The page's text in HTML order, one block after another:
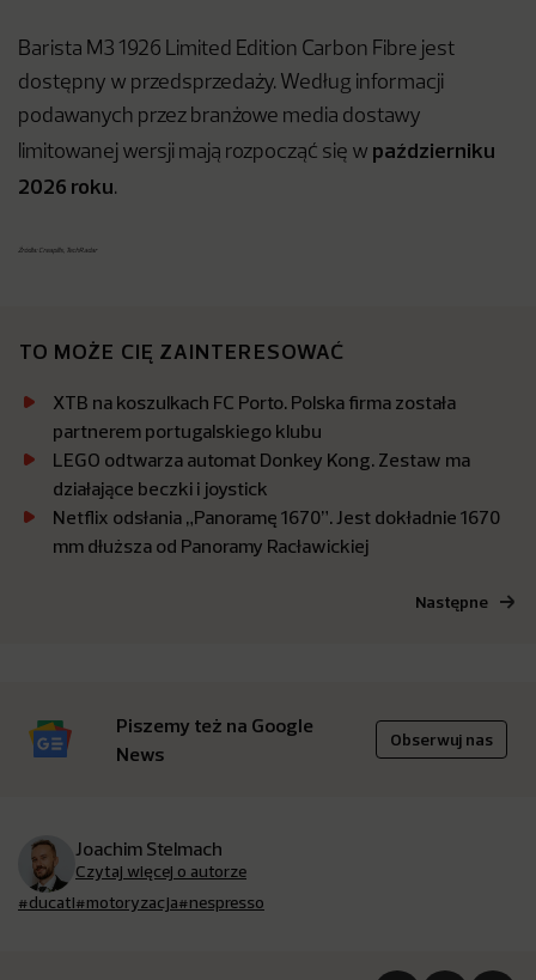
Barista M3 1926 Limited Edition Carbon Fibre jest
dostępny w przedsprzedaży. Według informacji
podawanych przez branżowe media dostawy
limitowanej wersji mają rozpocząć się w październiku
2026 roku.
Źródła: Creapills, TechRadar
TO MOŻE CIĘ ZAINTERESOWAĆ
XTB na koszulkach FC Porto. Polska firma została
partnerem portugalskiego klubu
LEGO odtwarza automat Donkey Kong. Zestaw ma
działające beczki i joystick
Netflix odsłania „Panoramę 1670”. Jest dokładnie 1670
mm dłuższa od Panoramy Racławickiej
Następne
Piszemy też na Google
News
Obserwuj nas
Joachim Stelmach
Czytaj więcej o autorze
#ducati#motoryzacja#nespresso